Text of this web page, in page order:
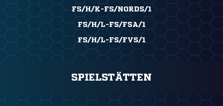
FS/H/K-FS/NORDS/1
FS/H/L-FS/FSA/1
FS/H/L-FS/FVS/1
SPIELSTÄTTEN